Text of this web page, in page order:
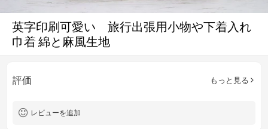
英字印刷可愛い 旅行出張用小物や下着入れ
巾着 綿と麻風生地
評価 もっと見る
レビューを追加